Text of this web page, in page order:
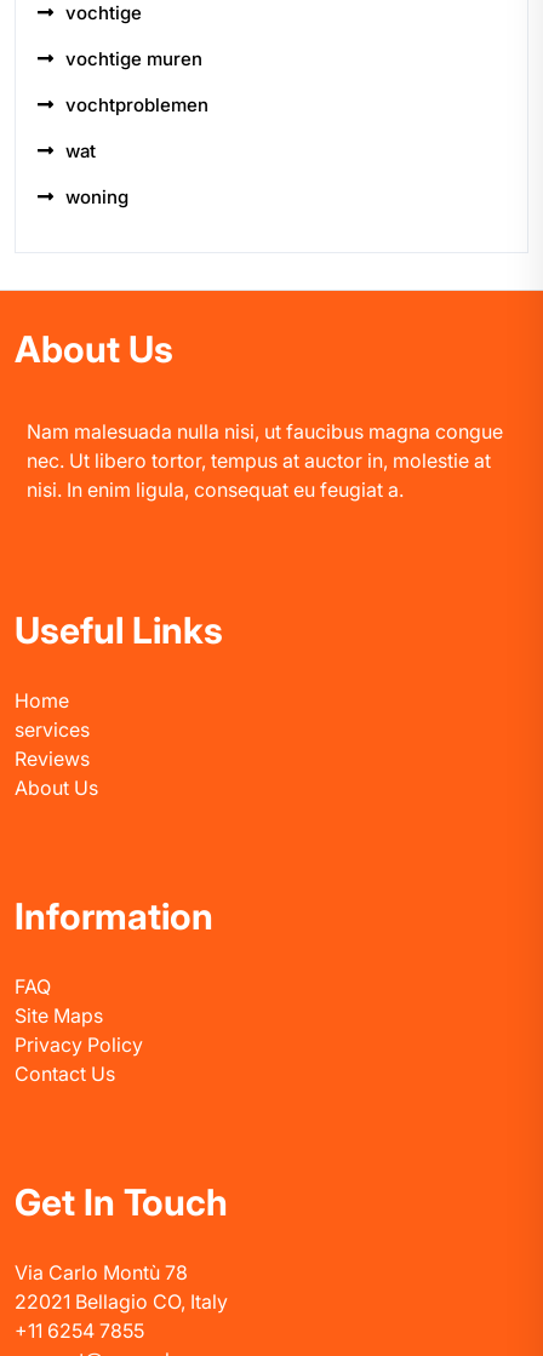
vochtige
vochtige muren
vochtproblemen
wat
woning
About Us
Nam malesuada nulla nisi, ut faucibus magna congue
nec. Ut libero tortor, tempus at auctor in, molestie at
nisi. In enim ligula, consequat eu feugiat a.
Useful Links
Home
services
Reviews
About Us
Information
FAQ
Site Maps
Privacy Policy
Contact Us
Get In Touch
Via Carlo Montù 78
22021 Bellagio CO, Italy
+11 6254 7855